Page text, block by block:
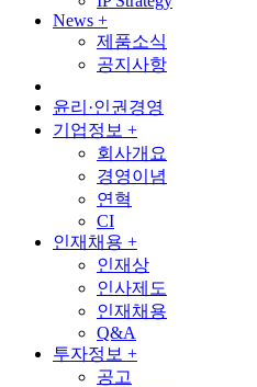
News +
제품소식
공지사항
윤리·인권경영
기업정보 +
회사개요
경영이념
연혁
CI
인재채용 +
인재상
인사제도
인재채용
Q&A
투자정보 +
공고